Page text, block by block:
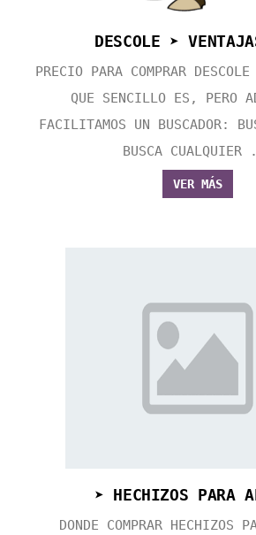
DESCOLE ➤
PRECIO PARA COMPRAR
QUE SENCILLO ES, PERO
FACILITAMOS UN BUSCADOR:
BUSCA
VER MÁS
➤ HECHIZOS PARA
DONDE COMPRAR HECHIZOS